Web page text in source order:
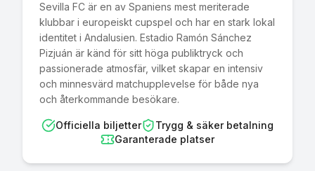
Sevilla FC är en av Spaniens mest meriterade
klubbar i europeiskt cupspel och har en stark lokal
identitet i Andalusien. Estadio Ramón Sánchez
Pizjuán är känd för sitt höga publiktryck och
passionerade atmosfär, vilket skapar en intensiv
och minnesvärd matchupplevelse för både nya
och återkommande besökare.
Officiella biljetter
Trygg & säker betalning
Garanterade platser